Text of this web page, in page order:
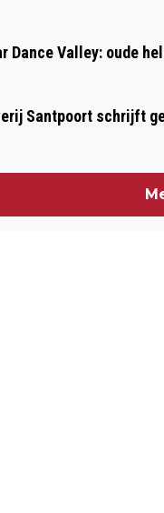
Dance Valley: oude
Santpoort schrijft